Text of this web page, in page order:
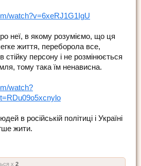
watch?v=6xeRJ1G1IgU
неї, в якому розуміємо, що ця
життя, переборола все,
персону і не розмінюється
тому така їм ненависна.
watch?
в російській політиці і Україні
жити.
x 2